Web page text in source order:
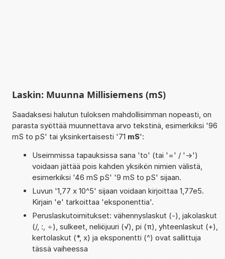
Laskin: Muunna Millisiemens (mS)
Saadaksesi halutun tuloksen mahdollisimman nopeasti, on
parasta syöttää muunnettava arvo tekstinä, esimerkiksi '96
mS to pS' tai yksinkertaisesti '71 mS':
Useimmissa tapauksissa sana 'to' (tai '=' / '->')
voidaan jättää pois kahden yksikön nimien välistä,
esimerkiksi '46 mS pS' '9 mS to pS' sijaan.
Luvun '1,77 x 10^5' sijaan voidaan kirjoittaa 1,77e5.
Kirjain 'e' tarkoittaa 'eksponenttia'.
Peruslaskutoimitukset: vähennyslaskut (-), jakolaskut
(/, :, ÷), sulkeet, neliöjuuri (√), pi (π), yhteenlaskut (+),
kertolaskut (*, x) ja eksponentti (^) ovat sallittuja
tässä vaiheessa